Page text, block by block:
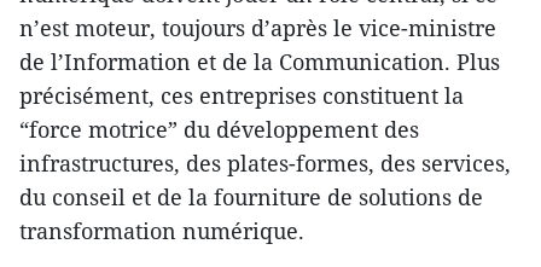
n’est moteur, toujours d’après le vice-ministre
de l’Information et de la Communication. Plus
précisément, ces entreprises constituent la
“force motrice” du développement des
infrastructures, des plates-formes, des services,
du conseil et de la fourniture de solutions de
transformation numérique.